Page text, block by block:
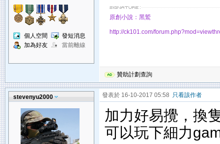
個人空間
發短消息
加為好友
當前離線
原創小說：黑鷲
http://ck101.com/
贊助計劃查詢
stevenyu2000 發表於 16-10-2017 05:58 只看該作者
加力好易攪，換
可以玩下細力